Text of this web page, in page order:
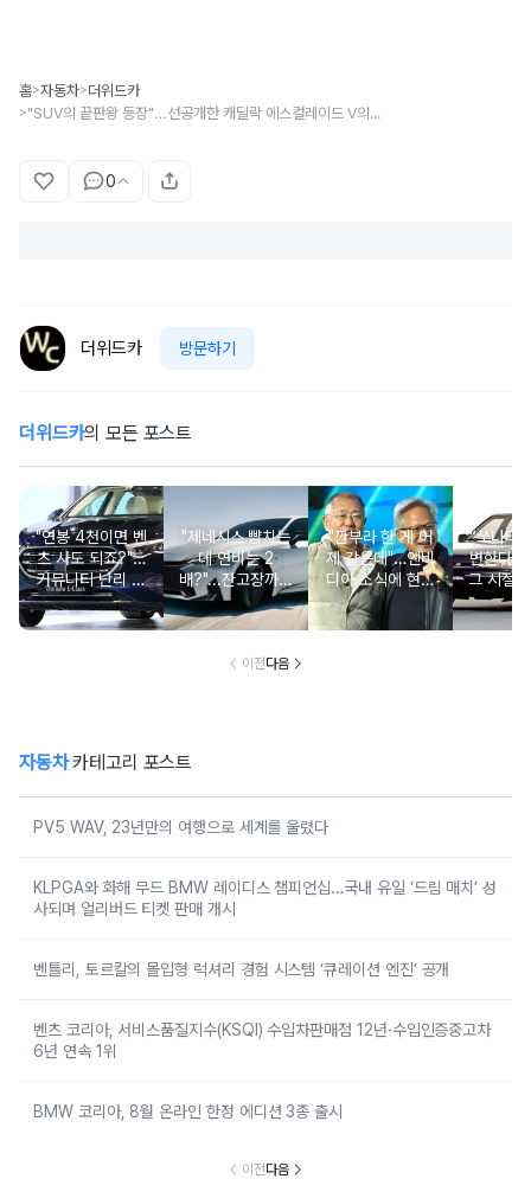
홈>자동차>더위드카
> "SUV의 끝판왕 등장"…선공개한 캐딜락 에스컬레이드 V의 '미친' 존재감
0
더위드카 방문하기
더위드카의 모든 포스트
"연봉 4천이면 벤
츠 사도 되죠?"…
커뮤니티 난리 난
'현실적 수입차' 보
니
"제네시스 뺨치는
데 연비는 2
배?"...잔고장까지
없는 신차에 '이럴
수가'
"깐부라 한 게 어
제 같은데"…엔비
디아 소식에 현대
차 '초위기 상황'
“쏘나타
변한다
그 시절
고 소식
오너들
이전다음
자동차카테고리 포스트
PV5 WAV, 23년만의 여행으로 세계를 울렸다
KLPGA와 화해 무드 BMW 레이디스 챔피언십…국내 유일 ‘드림 매치’ 성
사되며 얼리버드 티켓 판매 개시
벤틀리, 토르칼의 몰입형 럭셔리 경험 시스템 ‘큐레이션 엔진’ 공개
벤츠 코리아, 서비스품질지수(KSQI) 수입차판매점 12년·수입인증중고차
6년 연속 1위
BMW 코리아, 8월 온라인 한정 에디션 3종 출시
이전다음